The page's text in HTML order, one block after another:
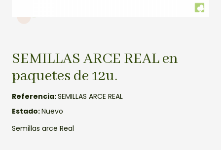
SEMILLAS ARCE REAL en
paquetes de 12u.
Referencia:SEMILLAS ARCE REAL
Estado:Nuevo
Semillas arce Real